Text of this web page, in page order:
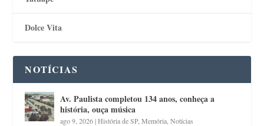
Dolce Vita
NOTÍCIAS
Av. Paulista completou 134 anos, conheça a
história, ouça música
ago 9, 2026|História de SP,Memória ,Notícias